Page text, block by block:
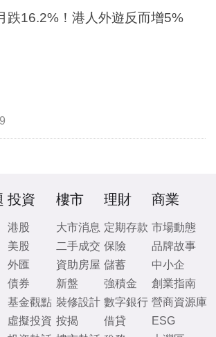
跌16.2%！港人外遊反而增5%
投資
港股
美股
外匯
債券
基金觀點
虛擬投資
樓市
大市消息
二手成交
資助房屋
新盤
裝修設計
按揭
理財
定期存款
保險
儲蓄
強積金
數字銀行
借貸
商業
市場動態
品牌故事
中小企
創業指南
營商資源庫
ESG